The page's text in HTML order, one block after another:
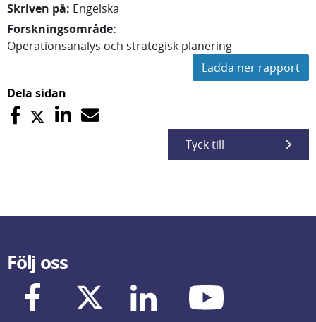
Skriven på: Engelska
Forskningsområde:
Operationsanalys och strategisk planering
Ladda ner rapport
Dela sidan
Tyck till
Följ oss